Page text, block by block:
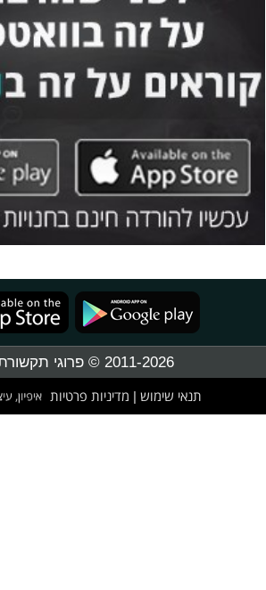
2011-2026 © פרוגי תקשורת בע"מ
תנאי שימוש מדיניות פרטיות